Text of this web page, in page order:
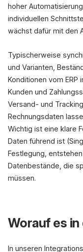
hoher
individuellen
wächst dafür mit den
Typischerweise
und Varianten,
Konditionen vom ERP
Kunden und
Versand- und
Rechnungsdaten
Wichtig ist eine klare
Daten führend ist
Festlegung,
Datenbestände, die
müssen.
Worauf es
In unseren